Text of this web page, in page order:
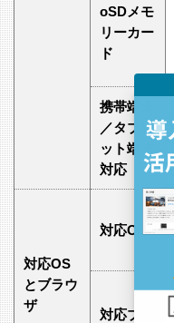
oSDメモ
リーカー
ド
携帯端末
／タブレ
ット端末
対応
対応OS
とブラウ
ザ
対応OS
対応ブラ